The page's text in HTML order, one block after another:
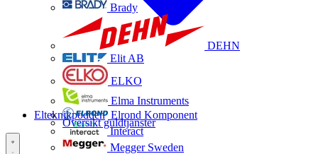
Brady
DEHN
Elit AB
ELKO
Elma Instruments
Elrond Komponent
Interact
Megger Sweden
Översikt guldtjänster
Elteknikpodden